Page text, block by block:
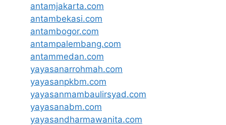
antamjakarta.com
antambekasi.com
antambogor.com
antampalembang.com
antammedan.com
yayasanarrohmah.com
yayasanpkbm.com
yayasanmambaulirsyad.com
yayasanabm.com
yayasandharmawanita.com